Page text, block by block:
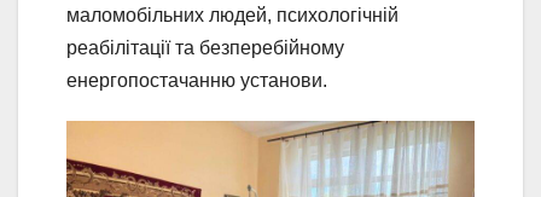
маломобільних людей, психологічній
реабілітації та безперебійному
енергопостачанню установи.